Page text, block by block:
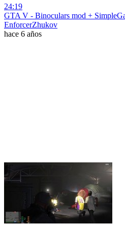
24:19
GTA V - Binoculars mod +
EnforcerZhukov
hace 6 años